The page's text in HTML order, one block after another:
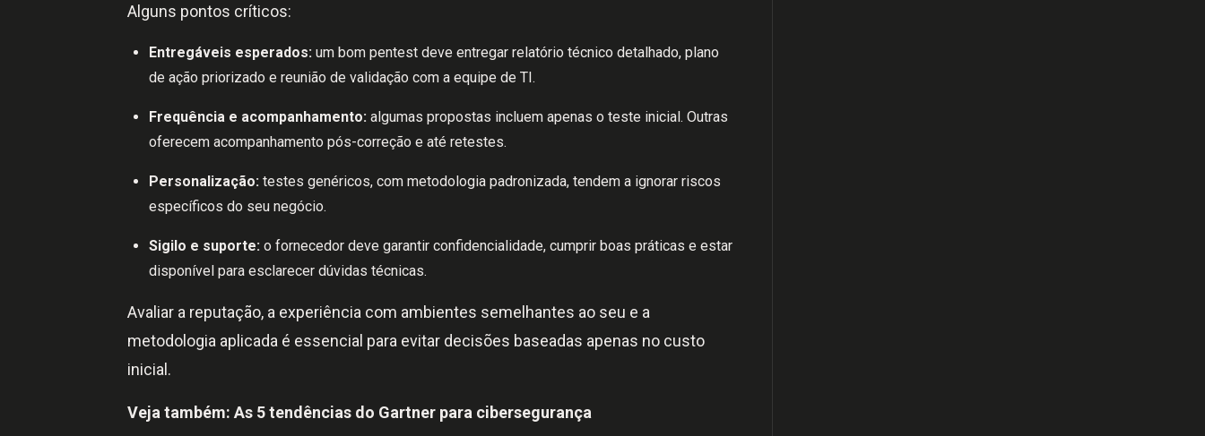
Alguns pontos críticos:
Entregáveis esperados: um bom pentest deve entregar relatório técnico detalhado, plano
de ação priorizado e reunião de validação com a equipe de TI.
Frequência e acompanhamento: algumas propostas incluem apenas o teste inicial. Outras
oferecem acompanhamento pós-correção e até retestes.
Personalização: testes genéricos, com metodologia padronizada, tendem a ignorar riscos
específicos do seu negócio.
Sigilo e suporte: o fornecedor deve garantir confidencialidade, cumprir boas práticas e estar
disponível para esclarecer dúvidas técnicas.
Avaliar a reputação, a experiência com ambientes semelhantes ao seu e a
metodologia aplicada é essencial para evitar decisões baseadas apenas no custo
inicial.
Veja também: As 5 tendências do Gartner para cibersegurança